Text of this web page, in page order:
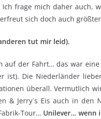
frage mich daher auch,
sich doch auch
tut mir leid).
der Fahrt… das war
ist). Die Niederländer
überall. Vermutlich
& Jerry´s Eis auch in den
Tour… Unilever… wenn